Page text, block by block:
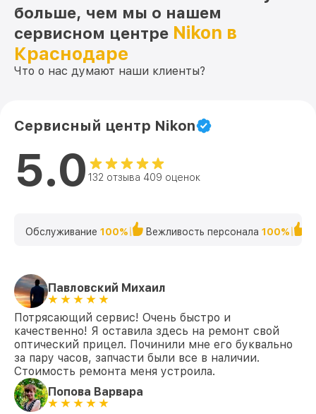
больше, чем мы о нашем
сервисном центре Nikon в
Краснодаре
Что о нас думают наши клиенты?
Сервисный центр Nikon
5.0 132 отзыва 409 оценок
Обслуживание 100% Вежливость персонала 100%
Павловский Михаил
Потрясающий сервис! Очень быстро и
качественно! Я оставила здесь на ремонт свой
оптический прицел. Починили мне его буквально
за пару часов, запчасти были все в наличии.
Стоимость ремонта меня устроила.
Попова Варвара